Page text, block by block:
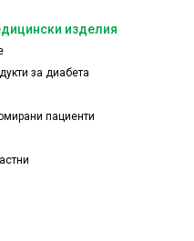
изделия
за диабета
пациенти